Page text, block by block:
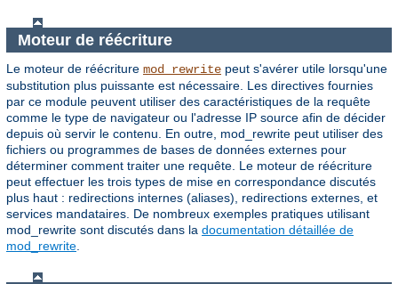
Moteur de réécriture
Le moteur de réécriture mod_rewrite peut s'avérer utile lorsqu'une
substitution plus puissante est nécessaire. Les directives fournies
par ce module peuvent utiliser des caractéristiques de la requête
comme le type de navigateur ou l'adresse IP source afin de décider
depuis où servir le contenu. En outre, mod_rewrite peut utiliser des
fichiers ou programmes de bases de données externes pour
déterminer comment traiter une requête. Le moteur de réécriture
peut effectuer les trois types de mise en correspondance discutés
plus haut : redirections internes (aliases), redirections externes, et
services mandataires. De nombreux exemples pratiques utilisant
mod_rewrite sont discutés dans la documentation détaillée de
mod_rewrite.